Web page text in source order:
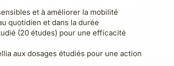
et à améliorer la mobilité
quotidien et dans la durée
(20 études) pour une efficacité
aux dosages étudiés pour une action